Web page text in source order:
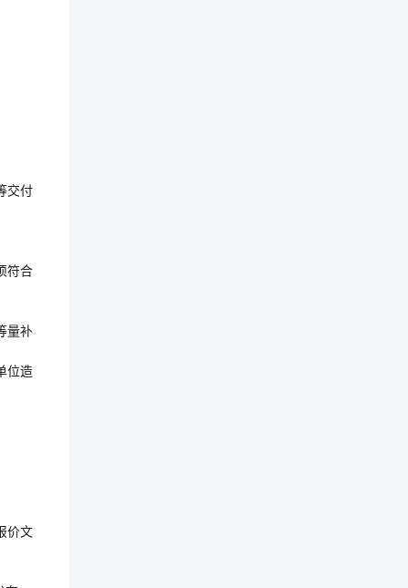
交付
符合
量补
位造
价文